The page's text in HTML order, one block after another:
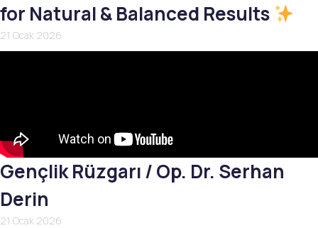
for Natural & Balanced Results
21 Ocak 2026
Gençlik Rüzgarı / Op. Dr. Serhan
Derin
21 Ocak 2026